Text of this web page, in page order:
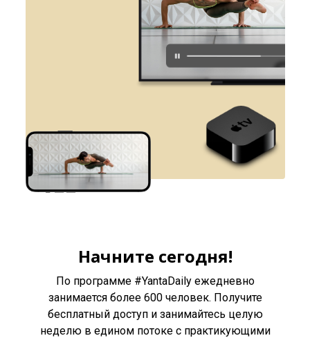
Начните сегодня!
По программе #YantaDaily ежедневно
занимается более 600 человек. Получите
бесплатный доступ и занимайтесь целую
неделю в едином потоке с практикующими